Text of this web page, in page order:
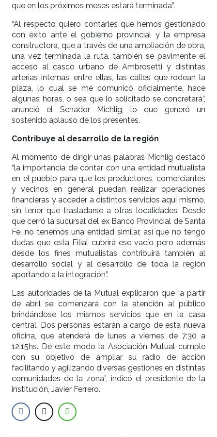
que en los próximos meses estará terminada”.
“Al respecto quiero contarles que hemos gestionado
con éxito ante el gobierno provincial y la empresa
constructora, que a través de una ampliación de obra,
una vez terminada la ruta, también se pavimente el
acceso al casco urbano de Ambrosetti y distintas
arterias internas, entre ellas, las calles que rodean la
plaza, lo cual se me comunicó oficialmente, hace
algunas horas, o sea que lo solicitado se concretará”,
anunció el Senador Michlig, lo que generó un
sostenido aplauso de los presentes.
Contribuye al desarrollo de la región
Al momento de dirigir unas palabras Michlig destacó
“la importancia de contar con una entidad mutualista
en el pueblo para que los productores, comerciantes
y vecinos en general puedan realizar operaciones
financieras y acceder a distintos servicios aquí mismo,
sin tener que trasladarse a otras localidades. Desde
que cerró la sucursal del ex Banco Provincial de Santa
Fe, no tenemos una entidad similar, así que no tengo
dudas que esta Filial cubrirá ese vacío pero además
desde los fines mutualistas contribuirá también al
desarrollo social y al desarrollo de toda la región
aportando a la integración”.
Las autoridades de la Mutual explicaron que “a partir
de abril se comenzará con la atención al público
brindándose los mismos servicios que en la casa
central. Dos personas estarán a cargo de esta nueva
oficina, que atenderá de lunes a viernes de 7:30 a
12:15hs. De este modo la Asociación Mutual cumple
con su objetivo de ampliar su radio de acción
facilitando y agilizando diversas gestiones en distintas
comunidades de la zona”, indicó el presidente de la
institución, Javier Ferrero.